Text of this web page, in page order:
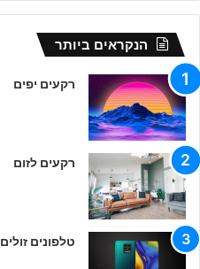
הנקראים ביותר
רקעים יפים
רקעים לזום
טלפונים זולים